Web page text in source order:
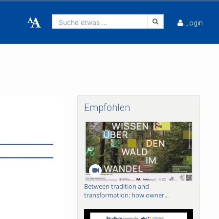
Suche etwas ... Login
Empfohlen
Between tradition and
transformation: how owner...